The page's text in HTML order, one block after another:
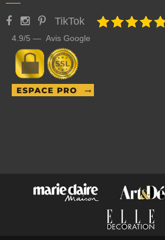
TikTok
4.9/5 — Avis Google